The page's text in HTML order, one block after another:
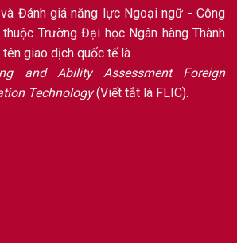
Đánh giá năng lực Ngoại ngữ - Công
Trường Đại học Ngân hàng Thành
giao dịch quốc tế là
and Ability Assessment Foreign
Technology(Viết tắt là FLIC).